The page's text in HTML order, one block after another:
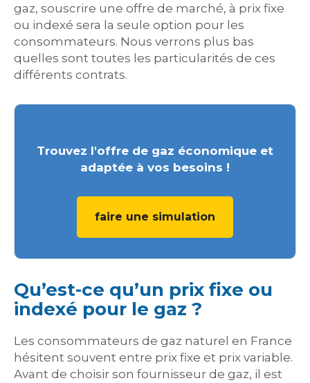
gaz, souscrire une offre de marché, à prix fixe
ou indexé sera la seule option pour les
consommateurs. Nous verrons plus bas
quelles sont toutes les particularités de ces
différents contrats.
Trouvez l'offre de gaz économique et
adaptée à vos besoins !
faire une simulation
Qu’est-ce qu’un prix fixe ou
indexé pour le gaz ?
Les consommateurs de gaz naturel en France
hésitent souvent entre prix fixe et prix variable.
Avant de choisir son fournisseur de gaz, il est